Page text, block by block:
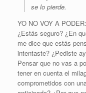
se lo pierde.
YO NO VOY A PODER:
¿Estás seguro? ¿En
me dice que estás
intentaste? ¿Pediste
Pensar que no vas a
tener en cuenta el
comprometidos con